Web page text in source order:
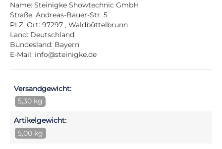
Name: Steinigke Showtechnic GmbH
Straße: Andreas-Bauer-Str. 5
PLZ, Ort: 97297 , Waldbüttelbrunn
Land: Deutschland
Bundesland: Bayern
E-Mail: info@steinigke.de
Versandgewicht:
5,30 kg
Artikelgewicht:
5,00 kg